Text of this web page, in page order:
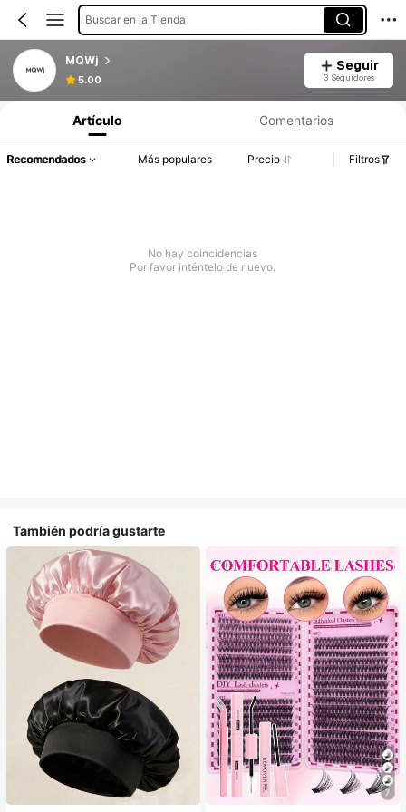
Buscar en la Tienda
MQWj
5.00
Seguir
3 Seguidores
Artículo Comentarios
Recomendados Más populares Precio Filtros
No hay coincidencias
Por favor inténtelo de nuevo.
También podría gustarte
7